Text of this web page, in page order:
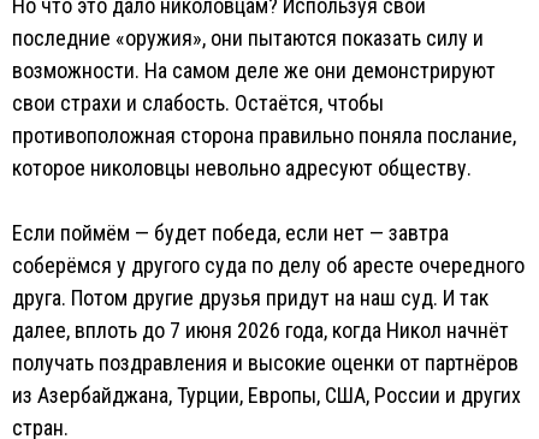
Но что это дало николовцам? Используя свои
последние «оружия», они пытаются показать силу и
возможности. На самом деле же они демонстрируют
свои страхи и слабость. Остаётся, чтобы
противоположная сторона правильно поняла послание,
которое николовцы невольно адресуют обществу.
Если поймём — будет победа, если нет — завтра
соберёмся у другого суда по делу об аресте очередного
друга. Потом другие друзья придут на наш суд. И так
далее, вплоть до 7 июня 2026 года, когда Никол начнёт
получать поздравления и высокие оценки от партнёров
из Азербайджана, Турции, Европы, США, России и других
стран.